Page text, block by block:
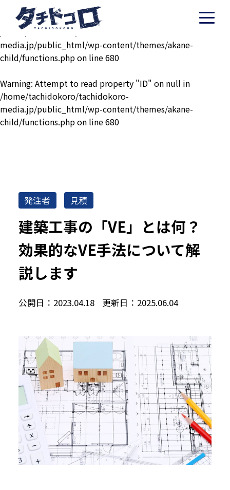
Warning: Undefined variable $post in
/home/tachidokoro/tachidokoro-
media.jp/public_html/wp-content/themes/akane-
child/functions.phpon line680
Warning: Attempt to read property "ID" on null in
/home/tachidokoro/tachidokoro-
media.jp/public_html/wp-content/themes/akane-
child/functions.phpon line680
発注者 見積
建築工事の「VE」とは何？
効果的なVE手法について解
説します
公開日：2023.04.18 更新日：2025.06.04